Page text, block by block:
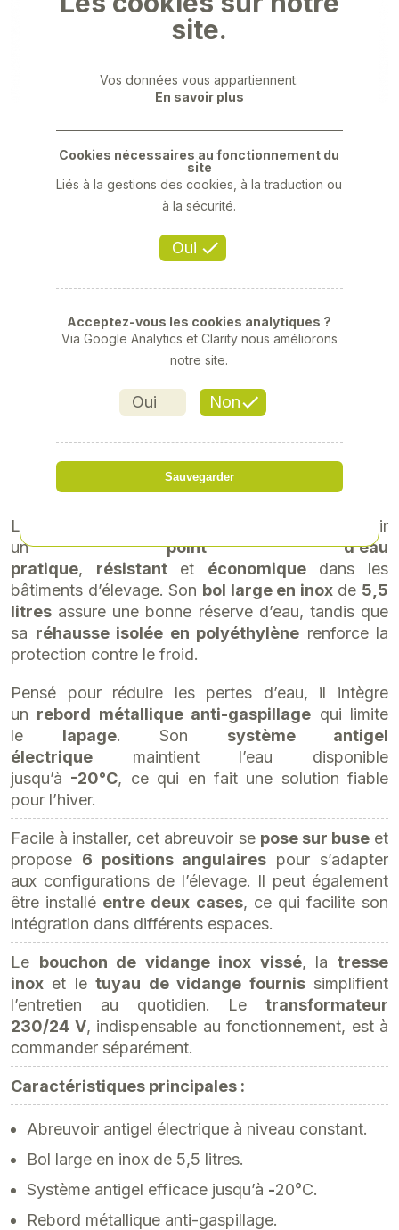
Previous
PROTÈGE CONTRE LE GEL
Référence : LAB-1639
434,95 € HT
soit 521,94 € TTC
L’
est conçu pour offrir
unpoint d’eau
pratique, résistantet économiquedans les
bâtiments d’élevage. Son bol large en inoxde 5,5
litres assure une bonne réserve d’eau, tandis que
sa réhausse isolée en polyéthylène renforce la
protection contre le froid.
Pensé pour réduire les pertes d’eau, il intègre
un rebord métallique anti-gaspillage qui limite
le lapage. Son système antigel
électrique maintient l’eau disponible
jusqu’à -20°C, ce qui en fait une solution fiable
pour l’hiver.
Facile à installer, cet abreuvoir se pose sur buseet
propose 6 positions angulaires pour s’adapter
aux configurations de l’élevage. Il peut également
être installé entre deux cases, ce qui facilite son
intégration dans différents espaces.
Le bouchon de vidange inox vissé, latresse
inox et letuyau de vidange fournissimplifient
l’entretien au quotidien. Le transformateur
230/24 V, indispensable au fonctionnement, est à
commander séparément.
Caractéristiques principales :
Abreuvoir antigel électrique à niveau constant.
Bol large en inox de 5,5 litres.
Système antigel efficace jusqu’à -20°C.
Rebord métallique anti-gaspillage.
site.
Vos données vous appartiennent.
En savoir plus
Oui
Cookies nécessaires au fonctionnement du
site
Liés à la gestions des cookies, à la traduction ou
à la sécurité.
Oui Non
Acceptez-vous les cookies analytiques ?
Via Google Analytics et Clarity nous améliorons
notre site.
Sauvegarder